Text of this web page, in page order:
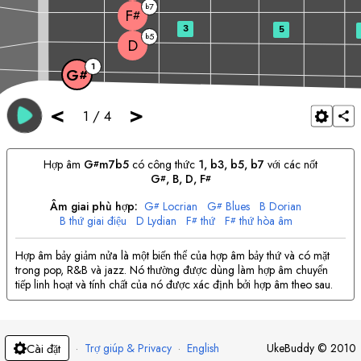
< 1 / 4 >
G# 1
D b5
F#
b7
3 5
Hợp âm G#m7b5 có công thức 1, b3, b5, b7 với các nốt
G#, B, D, F#
Âm giai phù hợp: G# Locrian G# Blues B Dorian
B thứ giai điệu D Lydian F# thứ F# thứ hòa âm
Hợp âm bảy giảm nửa là một biến thể của hợp âm bảy thứ và có mặt
trong pop, R&B và jazz. Nó thường được dùng làm hợp âm chuyển
tiếp linh hoạt và tính chất của nó được xác định bởi hợp âm theo sau.
Cài đặt · Trợ giúp & Privacy · English UkeBuddy © 2010